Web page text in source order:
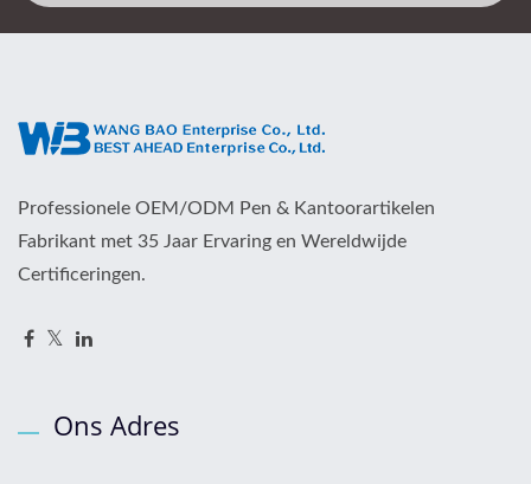
Professionele OEM/ODM Pen & Kantoorartikelen
Fabrikant met 35 Jaar Ervaring en Wereldwijde
Certificeringen.
Ons Adres